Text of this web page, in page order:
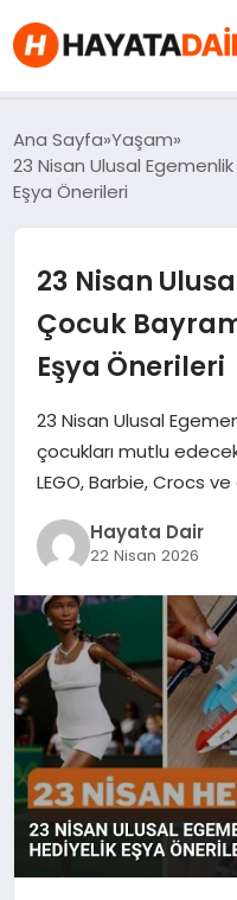
FIYATLAR
HABERLER
İNCELEMELER
KRIPTO PARALAR
KIMDIR?
NEDIR?
OYUN
RÜYA TABIRLERI
SAĞLIK
TEKNOLOJI
Ana Sayfa Yaşam
23 Nisan Ulusal
Eşya Önerileri
23 Nisan
Çocuk
Eşya Önerileri
23 Nisan Ulusal
çocukları mutlu
LEGO, Barbie, Crocs
Hayata Dair
22 Nisan 2026